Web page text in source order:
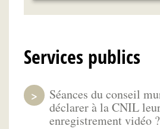
Services publics
Séances du conseil
déclarer à la CNIL
enregistrement vidéo ?